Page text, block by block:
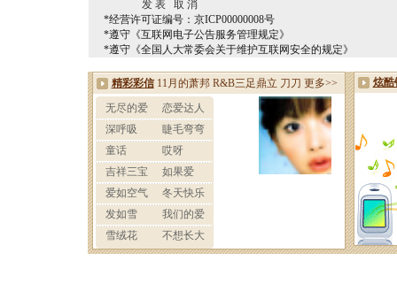
*经营许可证编号：京ICP00000008号
*遵守《互联网电子公告服务管理规定》
*遵守《全国人大常委会关于维护互联网安全的规定》